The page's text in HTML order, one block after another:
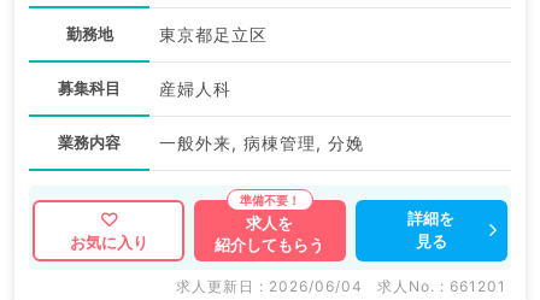
勤務地 東京都足立区
募集科目 産婦人科
業務内容 一般外来, 病棟管理, 分娩
お気に入り
求人を
紹介してもらう
詳細を
見る
求人更新日 : 2026/06/04 求人No. : 661201